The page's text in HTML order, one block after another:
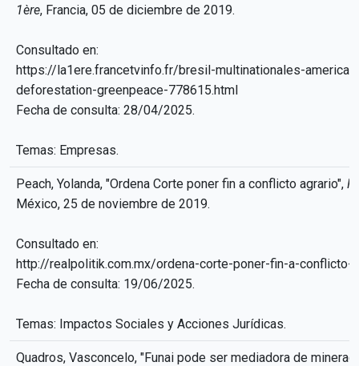
1ère, Francia, 05 de diciembre de 2019.
Consultado en:
https://la1ere.francetvinfo.fr/bresil-multinationales-
deforestation-greenpeace-778615.html
Fecha de consulta: 28/04/2025.
Temas: Empresas.
Peach, Yolanda, "Ordena Corte poner fin a conflicto agrario",
México, 25 de noviembre de 2019.
Consultado en:
http://realpolitik.com.mx/ordena-corte-poner-fin-a-conflicto-
Fecha de consulta: 19/06/2025.
Temas: Impactos Sociales y Acciones Jurídicas.
Quadros, Vasconcelo, "Funai pode ser mediadora de